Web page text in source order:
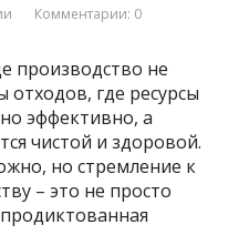
Комментарии: 0
производство не
отходов, где ресурсы
эффективно, а
чистой и здоровой.
но стремление к
– это не просто